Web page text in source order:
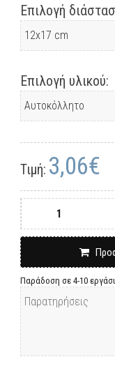
Επιλογή
Επιλογή υλικού:
Τιμή: 3,06€
Παράδοση σε 4-10